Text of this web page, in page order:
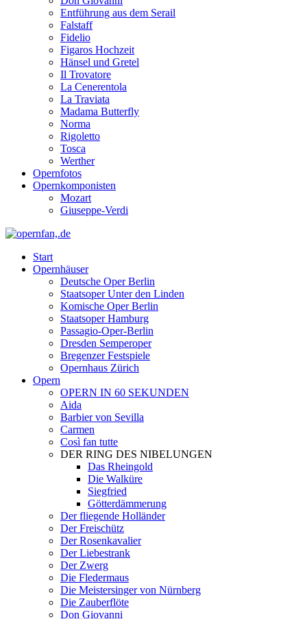
Entführung aus dem Serail
Falstaff
Fidelio
Figaros Hochzeit
Hänsel und Gretel
Il Trovatore
La Cenerentola
La Traviata
Madama Butterfly
Norma
Rigoletto
Tosca
Werther
Opernfotos
Opernkomponisten
Mozart
Giuseppe-Verdi
Start
Opernhäuser
Deutsche Oper Berlin
Staatsoper Unter den Linden
Komische Oper Berlin
Staatsoper Hamburg
Passagio-Oper-Berlin
Dresden Semperoper
Bregenzer Festspiele
Opernhaus Zürich
Opern
OPERN IN 60 SEKUNDEN
Aida
Barbier von Sevilla
Carmen
Così fan tutte
DER RING DES NIBELUNGEN
Das Rheingold
Die Walküre
Siegfried
Götterdämmerung
Der fliegende Holländer
Der Freischütz
Der Rosenkavalier
Der Liebestrank
Der Zwerg
Die Fledermaus
Die Meistersinger von Nürnberg
Die Zauberflöte
Don Giovanni